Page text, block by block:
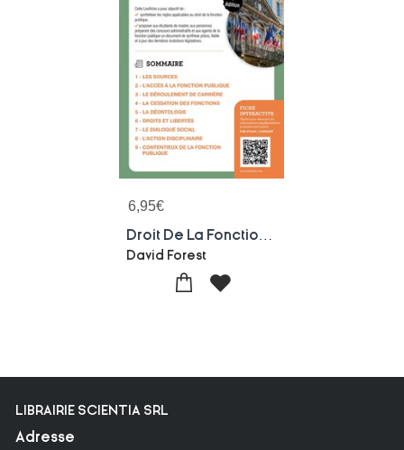
6,95€
David Forest
LIBRAIRIE SCIENTIA SRL
Adresse